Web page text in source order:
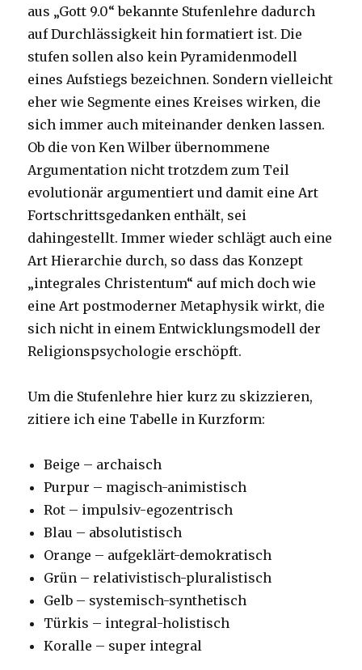
aus „Gott 9.0“ bekannte Stufenlehre dadurch
auf Durchlässigkeit hin formatiert ist. Die
stufen sollen also kein Pyramidenmodell
eines Aufstiegs bezeichnen. Sondern vielleicht
eher wie Segmente eines Kreises wirken, die
sich immer auch miteinander denken lassen.
Ob die von Ken Wilber übernommene
Argumentation nicht trotzdem zum Teil
evolutionär argumentiert und damit eine Art
Fortschrittsgedanken enthält, sei
dahingestellt. Immer wieder schlägt auch eine
Art Hierarchie durch, so dass das Konzept
„integrales Christentum“ auf mich doch wie
eine Art postmoderner Metaphysik wirkt, die
sich nicht in einem Entwicklungsmodell der
Religionspsychologie erschöpft.
Um die Stufenlehre hier kurz zu skizzieren,
zitiere ich eine Tabelle in Kurzform:
Beige – archaisch
Purpur – magisch-animistisch
Rot – impulsiv-egozentrisch
Blau – absolutistisch
Orange – aufgeklärt-demokratisch
Grün – relativistisch-pluralistisch
Gelb – systemisch-synthetisch
Türkis – integral-holistisch
Koralle – super integral